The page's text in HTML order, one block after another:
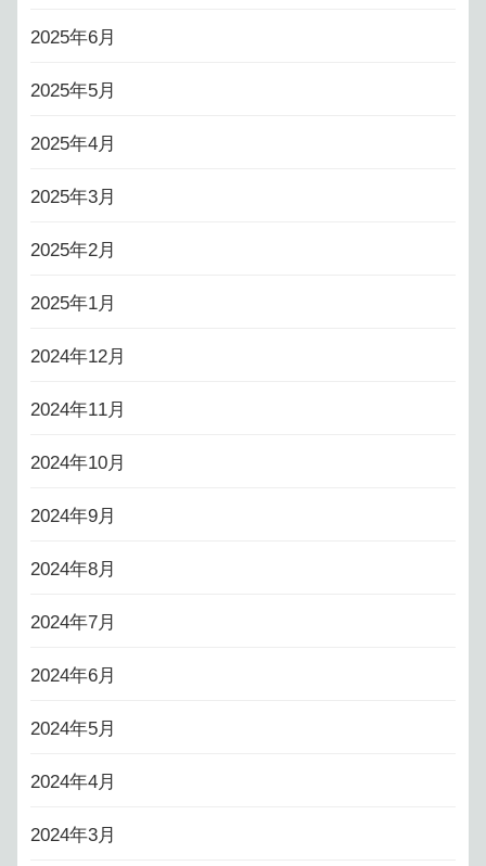
2025年6月
2025年5月
2025年4月
2025年3月
2025年2月
2025年1月
2024年12月
2024年11月
2024年10月
2024年9月
2024年8月
2024年7月
2024年6月
2024年5月
2024年4月
2024年3月